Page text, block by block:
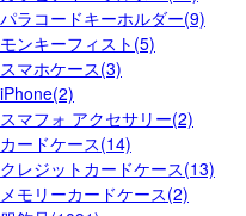
パラコードキーホルダー(9)
モンキーフィスト(5)
スマホケース(3)
iPhone(2)
スマフォ アクセサリー(2)
カードケース(14)
クレジットカードケース(13)
メモリーカードケース(2)